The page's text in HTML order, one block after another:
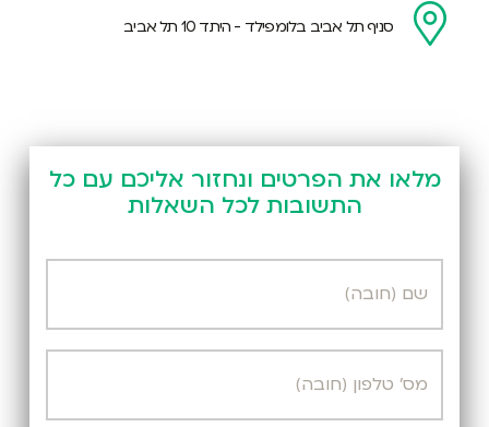
סניף תל אביב בלומפילד - היתד 10 תל אביב
מלאו את הפרטים ונחזור אליכם עם כל
התשובות לכל השאלות